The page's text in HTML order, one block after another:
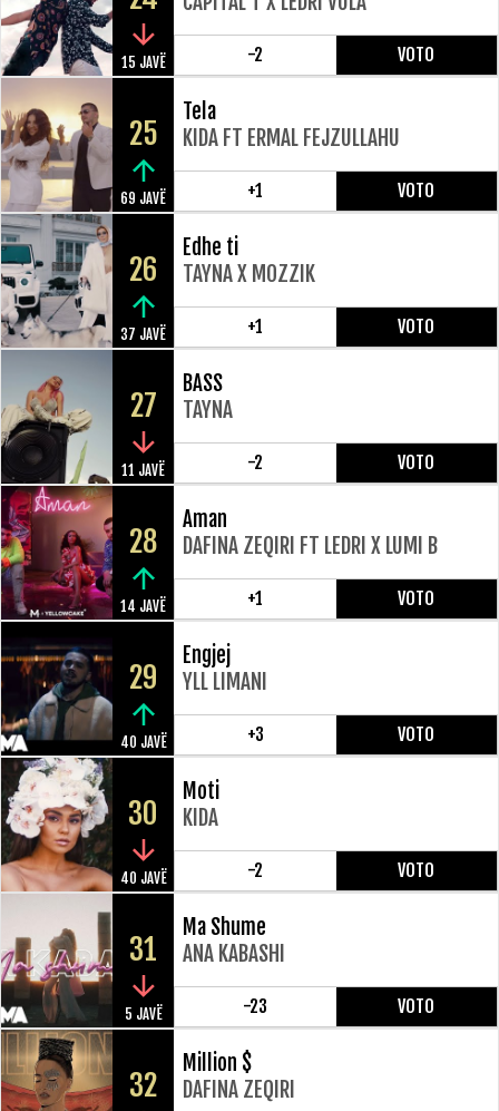
15 JAVË -2 VOTO
25
69 JAVË
Tela
KIDA FT ERMAL FEJZULLAHU
+1 VOTO
26
37 JAVË
Edhe ti
TAYNA X MOZZIK
+1 VOTO
27
11 JAVË
BASS
TAYNA
-2 VOTO
28
14 JAVË
Aman
DAFINA ZEQIRI FT LEDRI X LUMI B
+1 VOTO
29
40 JAVË
Engjej
YLL LIMANI
+3 VOTO
30
40 JAVË
Moti
KIDA
-2 VOTO
31
5 JAVË
Ma Shume
ANA KABASHI
-23 VOTO
32
Million $
DAFINA ZEQIRI